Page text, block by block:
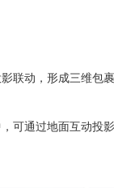
动，形成三维包
可通过地面互动投